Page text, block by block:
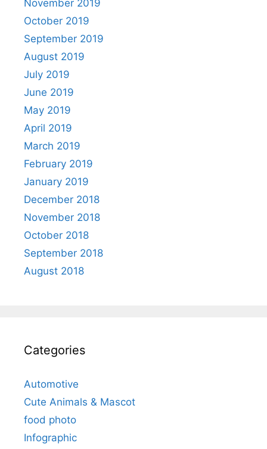
November 2019
October 2019
September 2019
August 2019
July 2019
June 2019
May 2019
April 2019
March 2019
February 2019
January 2019
December 2018
November 2018
October 2018
September 2018
August 2018
Categories
Automotive
Cute Animals & Mascot
food photo
Infographic